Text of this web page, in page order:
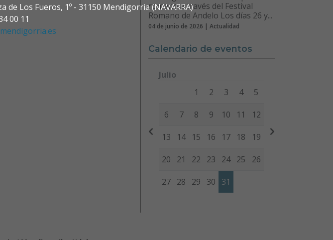
de Los Fueros, 1º - 31150 Mendigorria (NAVARRA)
00 11
romano a través del Festival
Romano de Andelo Los días 26 y...
04 de junio de 2026 | Actualidad
Calendario de eventos
Julio
MartesMiércoles Jueves
1 2 3 4 5
6 7 8 9 10 11 12
13 14 15 16 17 18 19
20 21 22 23 24 25 26
27 28 29 30 31